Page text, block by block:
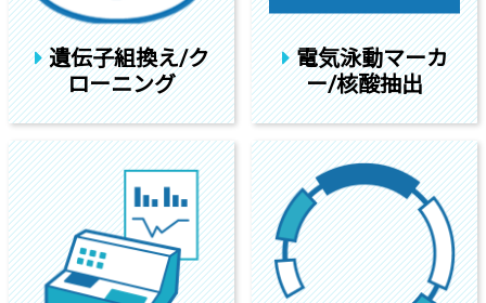
遺伝子組換え/ク
ローニング
電気泳動マーカ
ー/核酸抽出